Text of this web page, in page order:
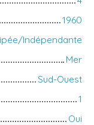
1960
Indépendante
Mer
Sud-Ouest
1
Oui